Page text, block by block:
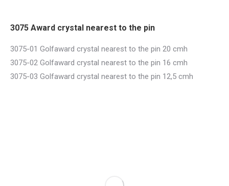
3075 Award crystal nearest to the pin
3075-01 Golfaward crystal nearest to the pin 20 cmh
3075-02 Golfaward crystal nearest to the pin 16 cmh
3075-03 Golfaward crystal nearest to the pin 12,5 cmh